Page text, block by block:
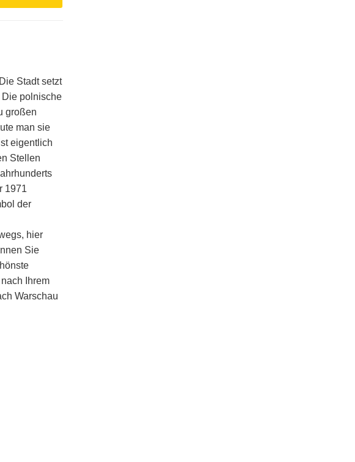
Stadt setzt
Die polnische
großen
man sie
eigentlich
Stellen
1971
der
hier
Sie
Ihrem
Warschau